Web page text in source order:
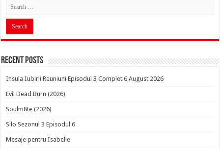
Recent Posts
Insula Iubirii Reuniuni Episodul 3 Complet 6 August 2026
Evil Dead Burn (2026)
Soulm8te (2026)
Silo Sezonul 3 Episodul 6
Mesaje pentru Isabelle